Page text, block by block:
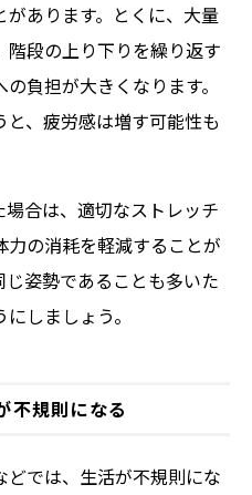
あります。とくに、大量
段の上り下りを繰り返す
負担が大きくなります。
、疲労感は増す可能性も
合は、適切なストレッチ
の消耗を軽減することが
姿勢であることも多いた
しましょう。
不規則になる
では、生活が不規則にな